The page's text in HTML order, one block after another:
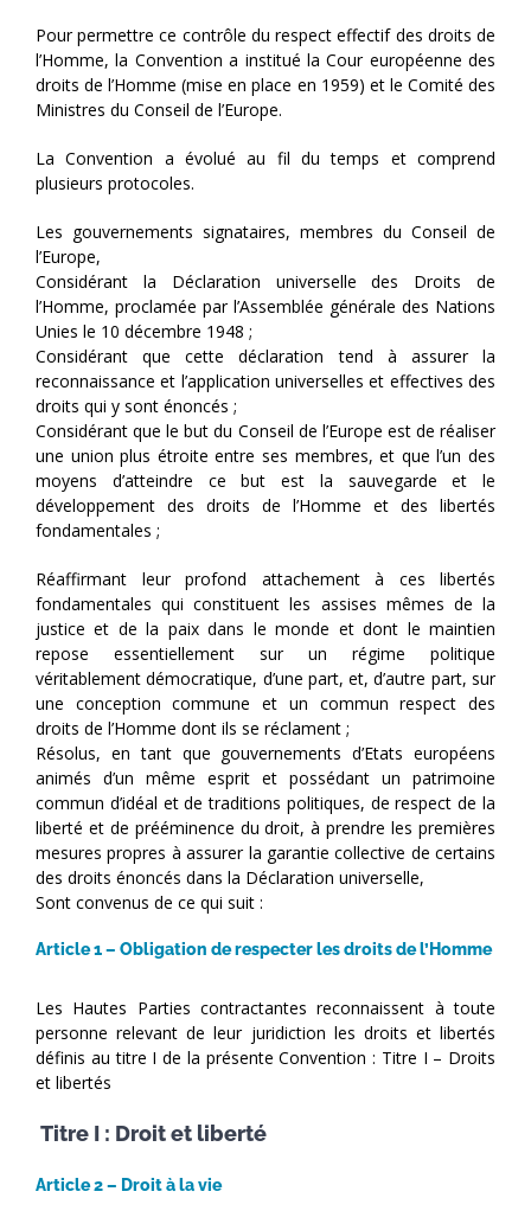
Pour permettre ce contrôle du respect effectif des droits de
l’Homme, la Convention a institué la Cour européenne des
droits de l’Homme (mise en place en 1959) et le Comité des
Ministres du Conseil de l’Europe.
La Convention a évolué au fil du temps et comprend
plusieurs protocoles.
Les gouvernements signataires, membres du Conseil de
l’Europe,
Considérant la Déclaration universelle des Droits de
l’Homme, proclamée par l’Assemblée générale des Nations
Unies le 10 décembre 1948 ;
Considérant que cette déclaration tend à assurer la
reconnaissance et l’application universelles et effectives des
droits qui y sont énoncés ;
Considérant que le but du Conseil de l’Europe est de réaliser
une union plus étroite entre ses membres, et que l’un des
moyens d’atteindre ce but est la sauvegarde et le
développement des droits de l’Homme et des libertés
fondamentales ;
Réaffirmant leur profond attachement à ces libertés
fondamentales qui constituent les assises mêmes de la
justice et de la paix dans le monde et dont le maintien
repose essentiellement sur un régime politique
véritablement démocratique, d’une part, et, d’autre part, sur
une conception commune et un commun respect des
droits de l’Homme dont ils se réclament ;
Résolus, en tant que gouvernements d’Etats européens
animés d’un même esprit et possédant un patrimoine
commun d’idéal et de traditions politiques, de respect de la
liberté et de prééminence du droit, à prendre les premières
mesures propres à assurer la garantie collective de certains
des droits énoncés dans la Déclaration universelle,
Sont convenus de ce qui suit :
Article 1 – Obligation de respecter les droits de l’Homme
Les Hautes Parties contractantes reconnaissent à toute
personne relevant de leur juridiction les droits et libertés
définis au titre I de la présente Convention : Titre I – Droits
et libertés
Titre I : Droit et liberté
Article 2 – Droit à la vie